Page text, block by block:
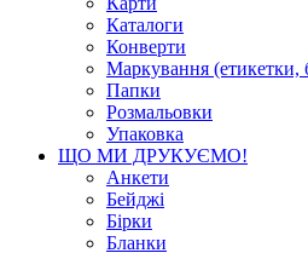
Каталоги
Конверти
Маркування (етикетки,
Папки
Розмальовки
Упаковка
ЩО МИ ДРУКУЄМО!
Анкети
Бейджі
Бірки
Бланки